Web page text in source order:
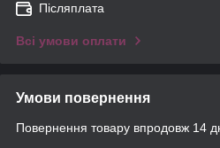
Післяплата
Всі умови оплати
Умови повернення
Повернення товару впродовж 14